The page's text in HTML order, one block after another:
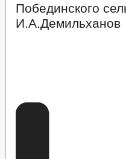
И.А.Демильханов